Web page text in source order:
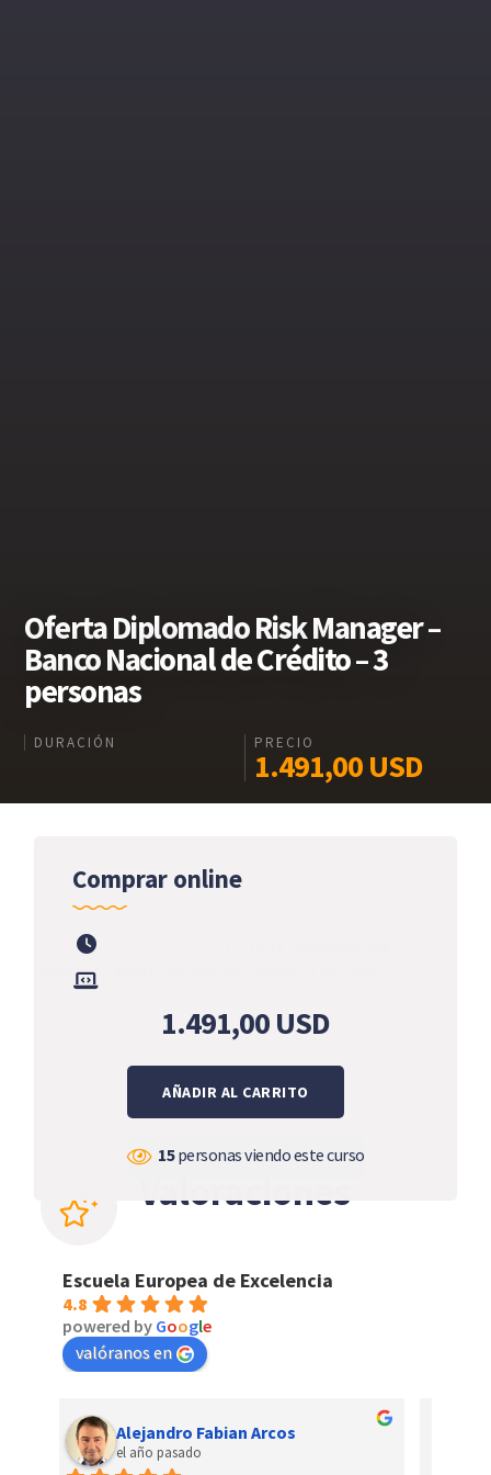
Oferta Diplomado Risk Manager –
Banco Nacional de Crédito – 3
personas
DURACIÓN PRECIO
1.491,00USD
Comprar online
1.491,00USD
AÑADIR AL CARRITO
15personas viendo este curso
Inicio
Manager – Banco Nacional de Crédito – 3 personas
Valoraciones
Escuela Europea de Excelencia
4.8
powered by Google
valóranos en
Rommel Calogero
el año pasado